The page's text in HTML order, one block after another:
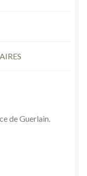
de Guerlain.